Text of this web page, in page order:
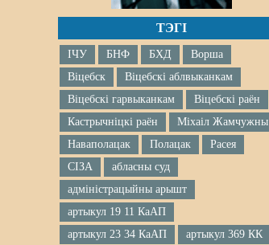
ТЭГІ
ІЧУ БНФ БХД
Ворша
Віцебск
Віцебскі аблвыканкам
Віцебскі гарвыканкам
Віцебскі раён
Кастрычніцкі раён
Міхаіл Жамчужны
Наваполацак
Полацак
Расея
СІЗА
абласны суд
адміністрацыйны арышт
артыкул 19 11 КаАП
артыкул 23 34 КаАП
артыкул 369 КК